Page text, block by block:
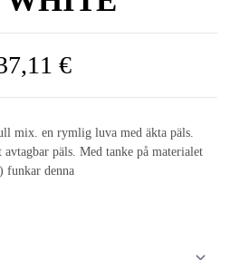
€
mix. en rymlig luva med äkta päls.
päls. Med tanke på materialet
funkar denna